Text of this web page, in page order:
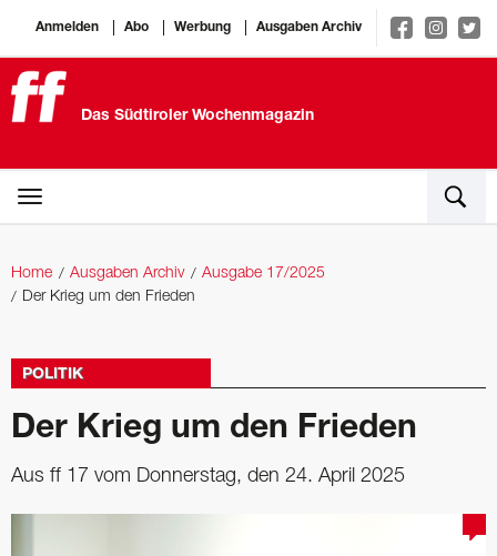
Anmelden Abo Werbung Ausgaben Archiv
Das Südtiroler Wochenmagazin
Home Ausgaben Archiv
Ausgabe 17/2025
Der Krieg um den Frieden
POLITIK
Der Krieg um den Frieden
Aus ff 17 vom Donnerstag, den 24. April 2025